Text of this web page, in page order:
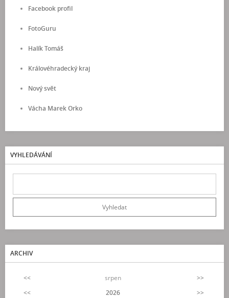
Facebook profil
FotoGuru
Halík Tomáš
Královéhradecký kraj
Nový svět
Vácha Marek Orko
VYHLEDÁVÁNÍ
ARCHIV
<< srpen
>>
<<
2026
>>